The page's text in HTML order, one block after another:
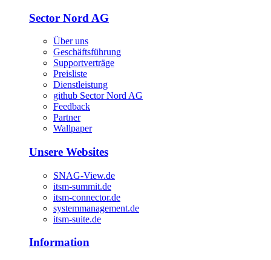
Sector Nord AG
Über uns
Geschäftsführung
Supportverträge
Preisliste
Dienstleistung
github Sector Nord AG
Feedback
Partner
Wallpaper
Unsere Websites
SNAG-View.de
itsm-summit.de
itsm-connector.de
systemmanagement.de
itsm-suite.de
Information